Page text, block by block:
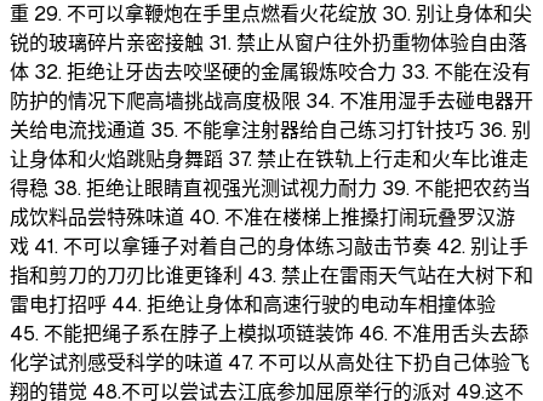
重 29. 不可以拿鞭炮在手里点燃看火花绽放 30. 别让身体和尖
锐的玻璃碎片亲密接触 31. 禁止从窗户往外扔重物体验自由落
体 32. 拒绝让牙齿去咬坚硬的金属锻炼咬合力 33. 不能在没有
防护的情况下爬高墙挑战高度极限 34. 不准用湿手去碰电器开
关给电流找通道 35. 不能拿注射器给自己练习打针技巧 36. 别
让身体和火焰跳贴身舞蹈 37. 禁止在铁轨上行走和火车比谁走
得稳 38. 拒绝让眼睛直视强光测试视力耐力 39. 不能把农药当
成饮料品尝特殊味道 40. 不准在楼梯上推搡打闹玩叠罗汉游
戏 41. 不可以拿锤子对着自己的身体练习敲击节奏 42. 别让手
指和剪刀的刀刃比谁更锋利 43. 禁止在雷雨天气站在大树下和
雷电打招呼 44. 拒绝让身体和高速行驶的电动车相撞体验
45. 不能把绳子系在脖子上模拟项链装饰 46. 不准用舌头去舔
化学试剂感受科学的味道 47. 不可以从高处往下扔自己体验飞
翔的错觉 48.不可以尝试去江底参加屈原举行的派对 49.这不